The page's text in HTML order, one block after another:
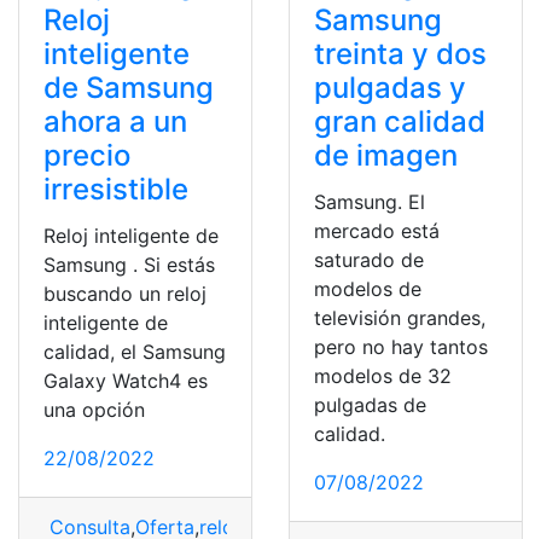
Reloj
inteligente
de Samsung
ahora a un
precio
irresistible
Reloj inteligente de
Samsung . Si estás
buscando un reloj
inteligente de
calidad, el Samsung
Galaxy Watch4 es
una opción
22/08/2022
Consulta,Oferta,reloj Samsung,smartwatch
Samsung
treinta y dos
pulgadas y
gran calidad
de imagen
Samsung. El
mercado está
saturado de
modelos de
televisión grandes,
pero no hay tantos
modelos de 32
pulgadas de
calidad.
07/08/2022